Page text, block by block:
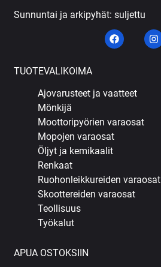
Sunnuntai ja arkipyhät: suljettu
TUOTEVALIKOIMA
Ajovarusteet ja vaatteet
Mönkijä
Moottoripyörien varaosat
Mopojen varaosat
Öljyt ja kemikaalit
Renkaat
Ruohonleikkureiden varaosat
Skoottereiden varaosat
Teollisuus
Työkalut
APUA OSTOKSIIN